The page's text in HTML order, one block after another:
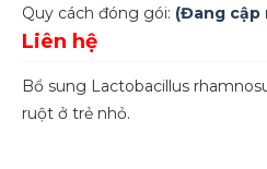
Quy cách đóng gói: (Đang cập
Liên hệ
Bổ sung Lactobacillus
ruột ở trẻ nhỏ.